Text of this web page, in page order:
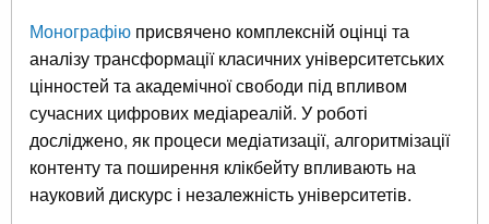
Монографію присвячено комплексній оцінці та
аналізу трансформації класичних університетських
цінностей та академічної свободи під впливом
сучасних цифрових медіареалій. У роботі
досліджено, як процеси медіатизації, алгоритмізації
контенту та поширення клікбейту впливають на
науковий дискурс і незалежність університетів.